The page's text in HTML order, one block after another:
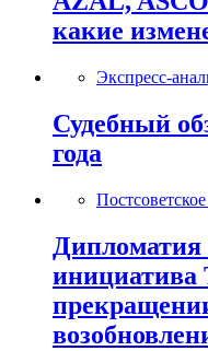
какие
Экспресс-
Судебный
года
инициатива